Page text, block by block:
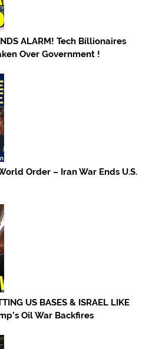
ALARM! Tech Billionaires
Over Government !
Order – Iran War Ends U.S.
US BASES & ISRAEL LIKE
Oil War Backfires